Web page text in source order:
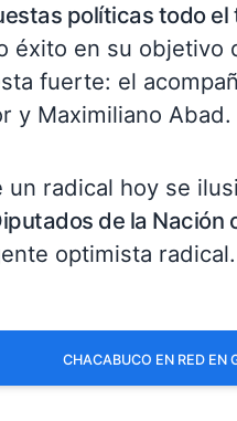
políticas todo el
éxito en su objetivo
fuerte: el
y Maximiliano Abad.
radical hoy se
de la Nación
optimista radical.
CHACABUCO EN RED EN